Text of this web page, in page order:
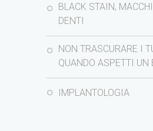
BLACK STAIN,
DENTI
NON TRASCURARE I
QUANDO ASPETTI UN
IMPLANTOLOGIA